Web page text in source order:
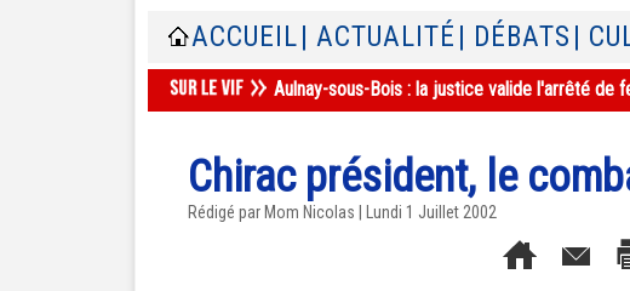
ACCUEIL | ACTUALITÉ | DÉBATS |
Aulnay-sous-Bois : la justice valide l'arrêté de
Chirac président, le
Rédigé par Mom Nicolas | Lundi 1 Juillet 2002